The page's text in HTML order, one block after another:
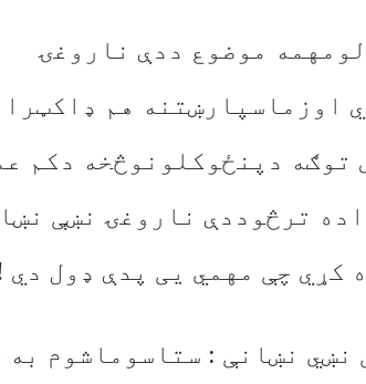
موضوع ددې ناروغۍ
اوزماسپارښتنه هم
توګه دپنځوکلونوڅخه دکم
ترڅوددې ناروغۍ نښې
کړي چې مهمي یی پدې ډول دي
نښي نښانې : ستاسوماشوم به